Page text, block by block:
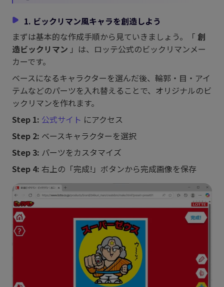
1. ビックリマン風キャラを創造しよう
まずは基本的な作成手順から見ていきましょう。「 創
造ビックリマン 」は、ロッテ公式のビックリマンメー
カーです。
ベースになるキャラクターを選んだ後、輪郭・目・アイ
テムなどのパーツを入れ替えることで、オリジナルのビ
ックリマンを作れます。
Step 1: 公式サイト にアクセス
Step 2: ベースキャラクターを選択
Step 3: パーツをカスタマイズ
Step 4: 右上の「完成!」ボタンから完成画像を保存